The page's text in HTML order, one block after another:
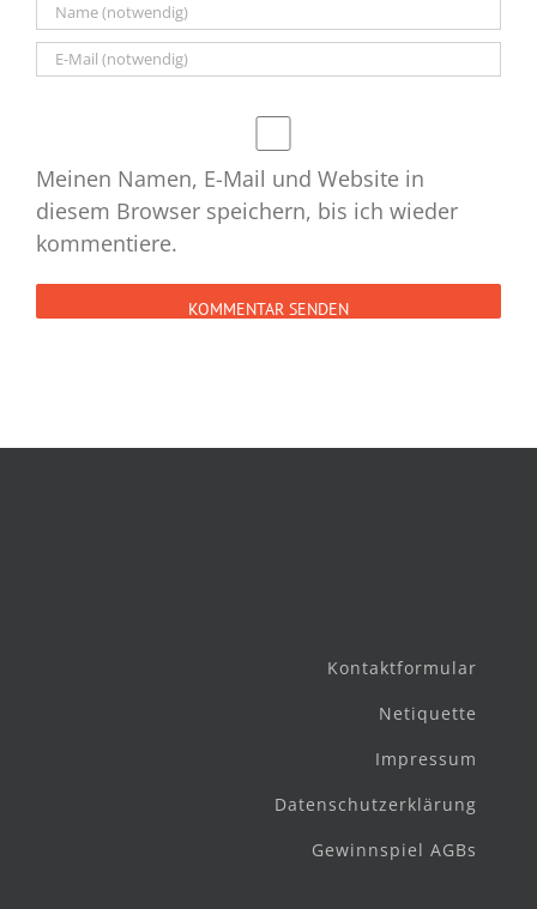
Meinen Namen, E-Mail und Website in
diesem Browser speichern, bis ich wieder
kommentiere.
Kontaktformular
Netiquette
Impressum
Datenschutzerklärung
Gewinnspiel AGBs